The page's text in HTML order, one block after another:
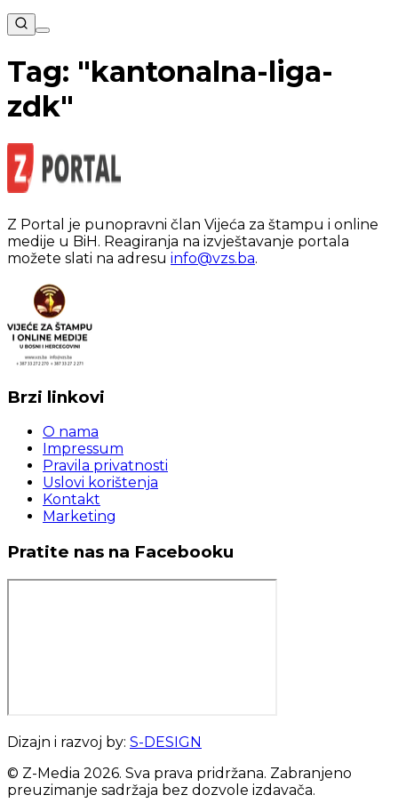
Tag: "kantonalna-liga-
zdk"
Z Portal je punopravni član Vijeća za štampu i online
medije u BiH. Reagiranja na izvještavanje portala
možete slati na adresu info@vzs.ba.
Brzi linkovi
O nama
Impressum
Pravila privatnosti
Uslovi korištenja
Kontakt
Marketing
Pratite nas na Facebooku
Dizajn i razvoj by: S-DESIGN
© Z-Media 2026. Sva prava pridržana. Zabranjeno
preuzimanje sadržaja bez dozvole izdavača.